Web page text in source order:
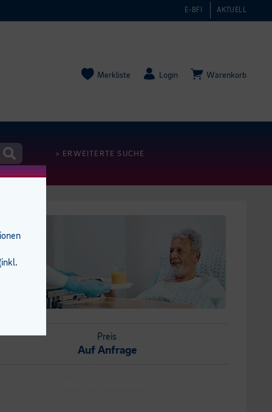
E-BFI AKTUELL
Merkliste Login Warenkorb
> ERWEITERTE SUCHE
Preis
Auf Anfrage